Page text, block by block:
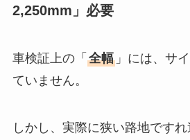
2,250mm」必要
車検証上の「 全幅」には、サ
ていません。
しかし、実際に狭い路地です